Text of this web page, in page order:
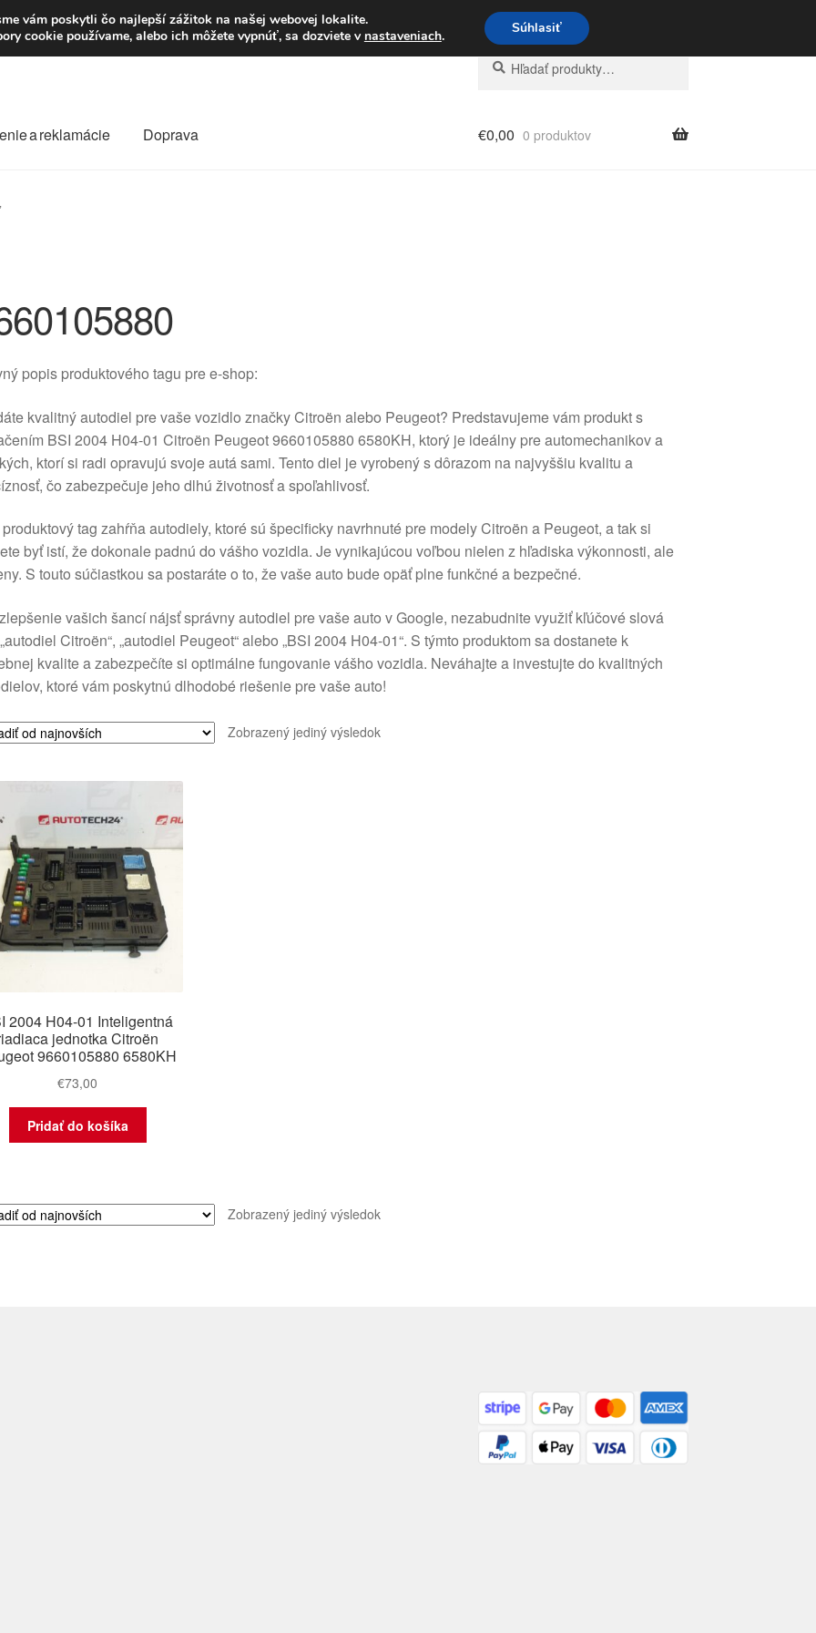
Po–Pi 09:00–16:00 233 221 276
Hľadať:
Vyhľadávanie
a reklamácie Doprava €0,00 0 produktov
popis produktového tagu pre e-shop:
kvalitný autodiel pre vaše vozidlo značky Citroën alebo Peugeot? Predstavujeme vám produkt s
BSI 2004 H04-01 Citroën Peugeot 9660105880 6580KH, ktorý je ideálny pre automechanikov a
ktorí si radi opravujú svoje autá sami. Tento diel je vyrobený s dôrazom na najvyššiu kvalitu a
čo zabezpečuje jeho dlhú životnosť a spoľahlivosť.
tag zahŕňa autodiely, ktoré sú špecificky navrhnuté pre modely Citroën a Peugeot, a tak si
byť istí, že dokonale padnú do vášho vozidla. Je vynikajúcou voľbou nielen z hľadiska výkonnosti, ale
S touto súčiastkou sa postaráte o to, že vaše auto bude opäť plne funkčné a bezpečné.
vašich šancí nájsť správny autodiel pre vaše auto v Google, nezabudnite využiť kľúčové slová
Citroën“, „autodiel Peugeot“ alebo „BSI 2004 H04-01“. S týmto produktom sa dostanete k
kvalite a zabezpečíte si optimálne fungovanie vášho vozidla. Neváhajte a investujte do kvalitných
ktoré vám poskytnú dlhodobé riešenie pre vaše auto!
Zobrazený jediný výsledok
2004 H04-01 Inteligentná
jednotka Citroën
9660105880 6580KH
€73,00
Pridať do košíka
Zobrazený jediný výsledok
vám poskytli čo najlepší zážitok na našej webovej lokalite.
cookie používame, alebo ich môžete vypnúť, sa dozviete v nastaveniach. Súhlasiť